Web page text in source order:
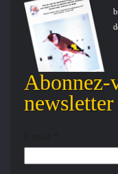
Abonnez-
newsletter